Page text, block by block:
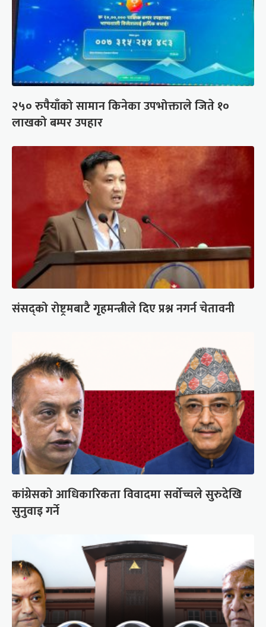
२५० रुपैयाँको सामान किनेका उपभोक्ताले जिते १०
लाखको बम्पर उपहार
संसद्को रोष्ट्रमबाटै गृहमन्त्रीले दिए प्रश्न नगर्न चेतावनी
कांग्रेसको आधिकारिकता विवादमा सर्वोच्चले सुरुदेखि
सुनुवाइ गर्ने